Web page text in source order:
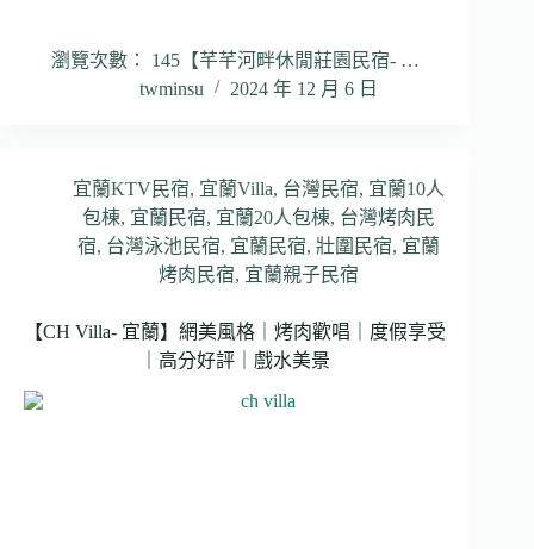
瀏覽次數： 145【芊芊河畔休閒莊園民宿- …
twminsu
2024 年 12 月 6 日
宜蘭KTV民宿, 宜蘭Villa, 台灣民宿, 宜蘭10人
包棟, 宜蘭民宿, 宜蘭20人包棟, 台灣烤肉民
宿, 台灣泳池民宿, 宜蘭民宿,壯圍民宿, 宜蘭
烤肉民宿, 宜蘭親子民宿
【CH Villa- 宜蘭】網美風格｜烤肉歡唱｜度假享受
｜高分好評｜戲水美景